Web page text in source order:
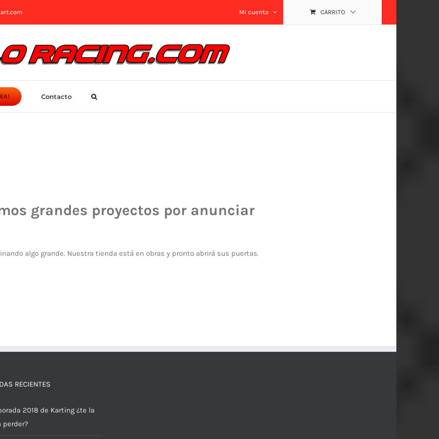
Mi cuenta CARRITO
Contacto
grandes proyectos por anunciar
algo grande. Nuestra tienda está en obras y pronto abrirá sus puertas.
RECIENTES
2018 de Karting ¿te la
perder?